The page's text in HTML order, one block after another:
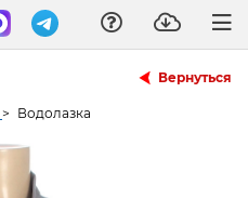
Вернуться
> Водолазка